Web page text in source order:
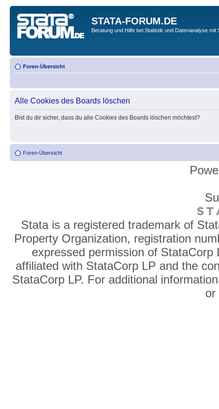
STATA-FORUM.DE
Beratung und Hilfe bei Statistik und Datenanalyse mit
Foren-Übersicht
Alle Cookies des Boards löschen
Bist du dir sicher, dass du alle Cookies des Boards löschen möchtest?
Foren-Übersicht
Stata is a registered trademark of
Property Organization, registration
expressed permission of
affiliated with StataCorp LP and the
StataCorp LP. For additional
or